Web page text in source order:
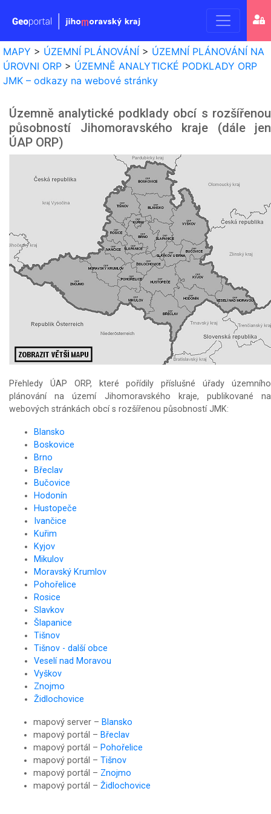
MAPY > ÚZEMNÍ PLÁNOVÁNÍ> ÚZEMNÍ PLÁNOVÁNÍ NA
ÚROVNI ORP> ÚZEMNĚ ANALYTICKÉ PODKLADY ORP
JMK – odkazy na webové stránky
Územně analytické podklady obcí s rozšířenou
působností Jihomoravského kraje (dále jen
ÚAP ORP)
Přehledy ÚAP ORP, které pořídily příslušné úřady územního
plánování na území Jihomoravského kraje, publikované na
webových stránkách obcí s rozšířenou působností JMK:
Blansko
Boskovice
Brno
Břeclav
Bučovice
Hodonín
Hustopeče
Ivančice
Kuřim
Kyjov
Mikulov
Moravský Krumlov
Pohořelice
Rosice
Slavkov
Šlapanice
Tišnov
Tišnov - další obce
Veselí nad Moravou
Vyškov
Znojmo
Židlochovice
mapový server – Blansko
mapový portál – Břeclav
mapový portál – Pohořelice
mapový portál – Tišnov
mapový portál – Znojmo
mapový portál – Židlochovice